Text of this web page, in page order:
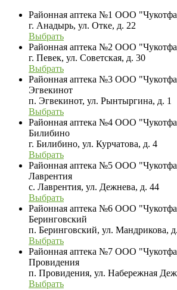
Районная аптека №1 ООО
г. Анадырь, ул. Отке, д. 22
Выбрать
Районная аптека №2 ООО
г. Певек, ул. Советская, д. 30
Выбрать
Районная аптека №3 ООО
Эгвекинот
п. Эгвекинот, ул. Рынтыргина, д. 1
Выбрать
Районная аптека №4 ООО
Билибино
г. Билибино, ул. Курчатова, д. 4
Выбрать
Районная аптека №5 ООО
Лаврентия
с. Лаврентия, ул. Дежнева, д. 44
Выбрать
Районная аптека №6 ООО
Беринговский
п. Беринговский, ул. Мандрикова,
Выбрать
Районная аптека №7 ООО
Провидения
п. Провидения, ул. Набережная
Выбрать